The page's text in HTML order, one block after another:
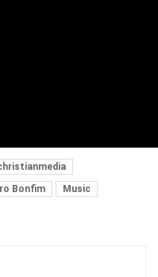
Bonfim
Music